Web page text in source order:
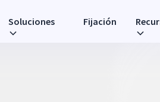
Soluciones Fijación